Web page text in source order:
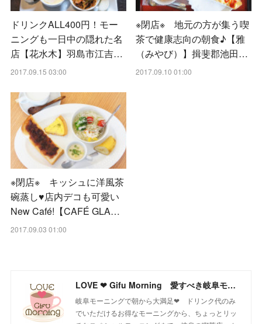
ドリンクALL400円！モー
ニングも一日中の隠れた名
店【花水木】羽島市江吉…
2017.09.15 03:00
※閉店※ 地元の方が集う喫
茶で健康志向の朝食♪【雅
（みやび）】揖斐郡池田…
2017.09.10 01:00
※閉店※ キッシュに洋風茶
碗蒸し♥店内デコも可愛い
New Café!【CAFÉ GLA…
2017.09.03 01:00
LOVE ❤ Gifu Morning 愛すべき岐阜モーニング♪
岐阜モーニングで朝から大満足❤ ドリンク代のみ
でいただけるお得なモーニングから、ちょっとリッ